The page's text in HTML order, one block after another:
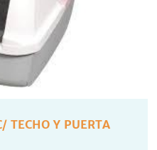
TECHO Y PUERTA